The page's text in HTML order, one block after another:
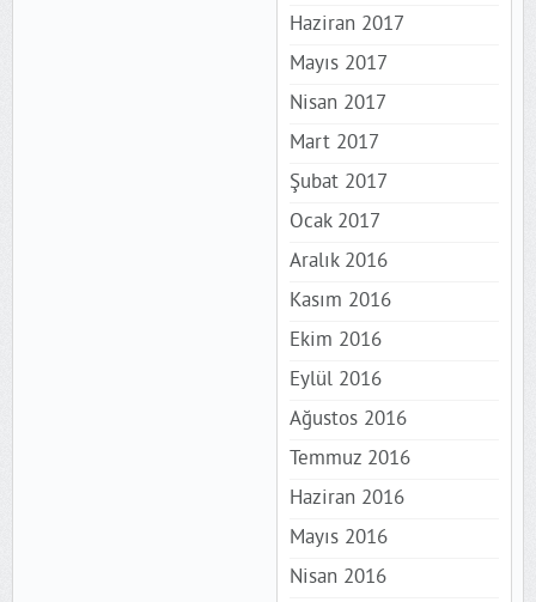
Haziran 2017
Mayıs 2017
Nisan 2017
Mart 2017
Şubat 2017
Ocak 2017
Aralık 2016
Kasım 2016
Ekim 2016
Eylül 2016
Ağustos 2016
Temmuz 2016
Haziran 2016
Mayıs 2016
Nisan 2016